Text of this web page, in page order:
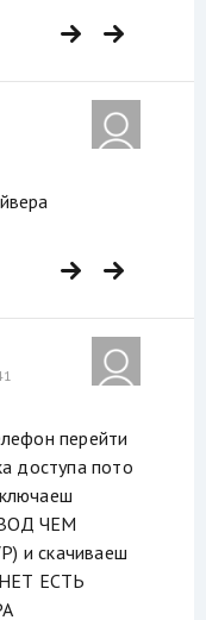
перейти
доступа пото
ЧЕМ
и скачиваеш
ЕСТЬ